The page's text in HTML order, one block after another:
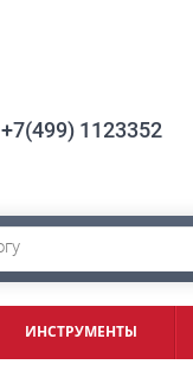
+7(499) 1123352
ИНСТРУМЕНТЫ